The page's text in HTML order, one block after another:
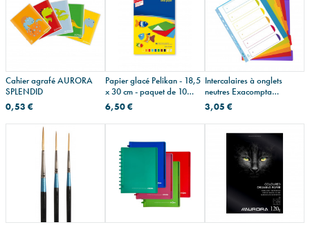
Cahier agrafé AURORA
SPLENDID
0,53 €
Papier glacé Pelikan - 18,5
x 30 cm - paquet de 10
feuilles
6,50 €
Intercalaires à onglets
neutres Exacompta
CAMPUS - plastique de
couleur - A4 maxi
3,05 €